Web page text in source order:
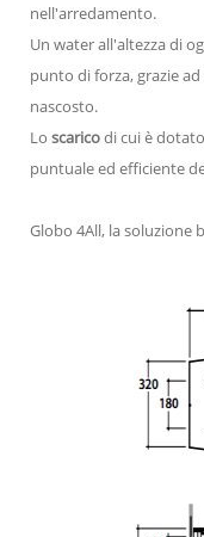
nell'arredamento.
Un water all'altezza di
punto di forza, grazie ad
nascosto.
Lo scaricodi cui è
puntuale ed efficiente
Globo 4All, la soluzione